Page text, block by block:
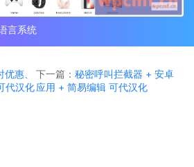
言系统
惠、
代汉化
下一篇： 秘密呼叫拦截器 + 安卓
应用 + 简易编辑 可代汉化